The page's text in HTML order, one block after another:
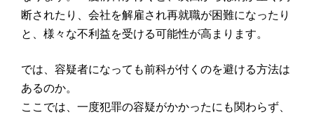
断されたり、会社を解雇され再就職が困難になったり
と、様々な不利益を受ける可能性が高まります。
では、容疑者になっても前科が付くのを避ける方法は
あるのか。
ここでは、一度犯罪の容疑がかかったにも関わらず、